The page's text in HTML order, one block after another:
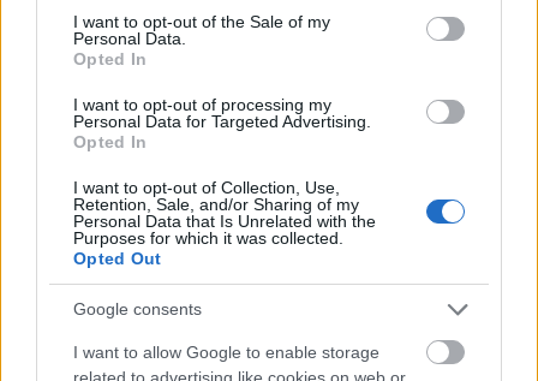
consent section.
I want to opt-out of the Sale of my
Personal Data.
Opted In
I want to opt-out of processing my
Personal Data for Targeted Advertising.
Opted In
I want to opt-out of Collection, Use,
Retention, Sale, and/or Sharing of my
Personal Data that Is Unrelated with the
Purposes for which it was collected.
Opted Out
Google consents
I want to allow Google to enable storage
related to advertising like cookies on web or
Wikin
Két, Sondheimmel kapcsolatos magyar nyelvű
Woods premierjéhez időzítve. A szerzőről szóló ITT
található, a Vadregényről pedig ITT olvasható
bőséges információ.